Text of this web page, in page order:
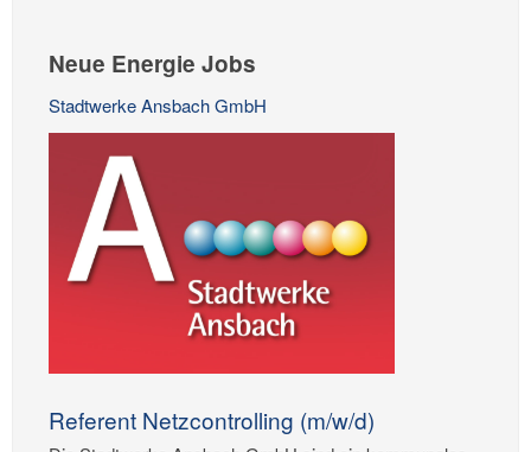
Neue Energie Jobs
Stadtwerke Ansbach GmbH
Referent Netzcontrolling (m/w/d)